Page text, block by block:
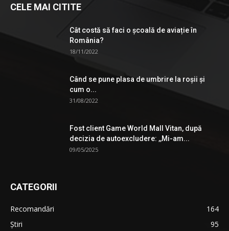
CELE MAI CITITE
Cât costă să faci o școală de aviație în
România?
18/11/2022
Când se pune plasa de umbrire la roşii şi
cum o...
31/08/2022
Fost client Game World Mall Vitan, după
decizia de autoexcludere: ,,Mi-am...
09/05/2025
CATEGORII
Recomandări
164
Știri
95